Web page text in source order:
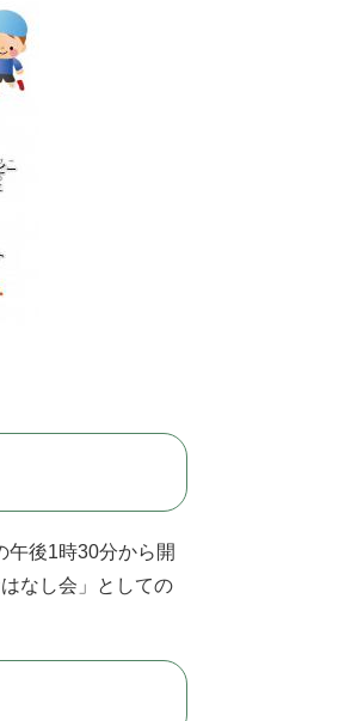
午後1時30分から開
なし会」としての